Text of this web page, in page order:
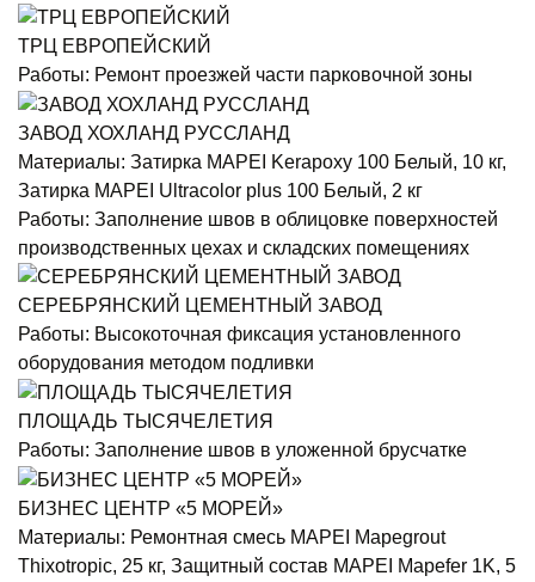
ТРЦ ЕВРОПЕЙСКИЙ
Работы: Ремонт проезжей части парковочной зоны
ЗАВОД ХОХЛАНД РУССЛАНД
Материалы: Затирка MAPEI Kerapoxy 100 Белый, 10 кг,
Затирка MAPEI Ultracolor plus 100 Белый, 2 кг
Работы: Заполнение швов в облицовке поверхностей
производственных цехах и складских помещениях
СЕРЕБРЯНСКИЙ ЦЕМЕНТНЫЙ ЗАВОД
Работы: Высокоточная фиксация установленного
оборудования методом подливки
ПЛОЩАДЬ ТЫСЯЧЕЛЕТИЯ
Работы: Заполнение швов в уложенной брусчатке
БИЗНЕС ЦЕНТР «5 МОРЕЙ»
Материалы: Ремонтная смесь MAPEI Mapegrout
Thixotropic, 25 кг, Защитный состав MAPEI Mapefer 1K, 5